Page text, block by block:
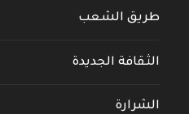
طريق الشعب
الثقافة الجديدة
الشرارة